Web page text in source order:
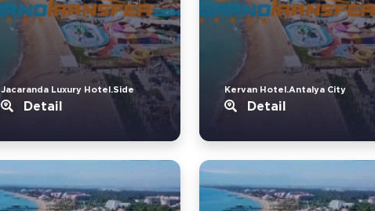
Jacaranda Luxury Hotel.Side
Detail
Kervan Hotel.Antalya City
Detail